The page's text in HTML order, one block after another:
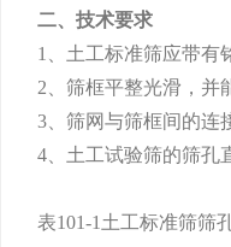
二、技术要求
1、土工标准筛应带有
2、筛框平整光滑，并
3、筛网与筛框间的连
4、土工试验筛的筛孔
表101-1土工标准筛筛